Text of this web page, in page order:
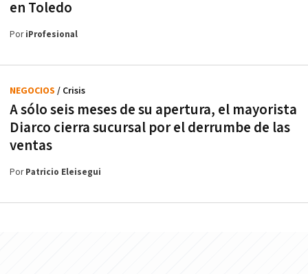
en Toledo
PoriProfesional
A sólo seis meses de su apertura, el mayorista
Diarco cierra sucursal por el derrumbe de las
ventas
NEGOCIOS / Crisis
PorPatricio Eleisegui